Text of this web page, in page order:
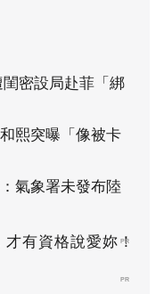
密設局赴菲「綁
氣象署未發布陸
有資格說愛妳！
PR
PR